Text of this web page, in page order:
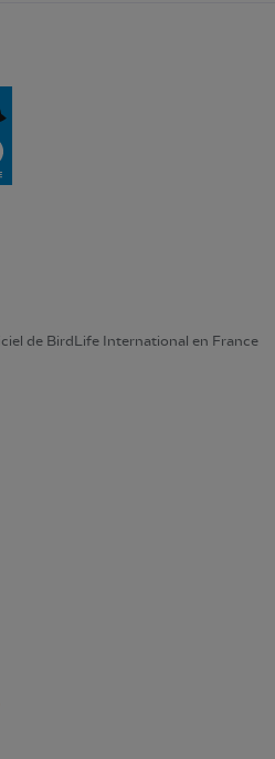
de BirdLife International en France